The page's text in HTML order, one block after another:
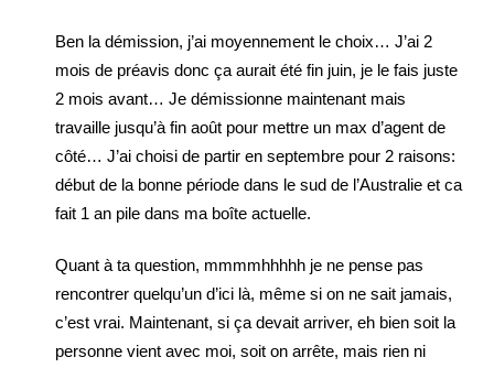
Ben la démission, j’ai moyennement le choix… J’ai 2
mois de préavis donc ça aurait été fin juin, je le fais juste
2 mois avant… Je démissionne maintenant mais
travaille jusqu’à fin août pour mettre un max d’agent de
côté… J’ai choisi de partir en septembre pour 2 raisons:
début de la bonne période dans le sud de l’Australie et ca
fait 1 an pile dans ma boîte actuelle.
Quant à ta question, mmmmhhhhh je ne pense pas
rencontrer quelqu’un d’ici là, même si on ne sait jamais,
c’est vrai. Maintenant, si ça devait arriver, eh bien soit la
personne vient avec moi, soit on arrête, mais rien ni